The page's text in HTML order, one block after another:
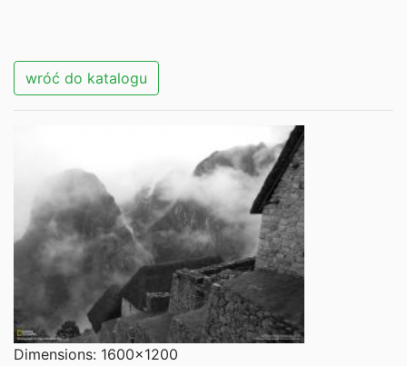
wróć do katalogu
Dimensions: 1600x1200